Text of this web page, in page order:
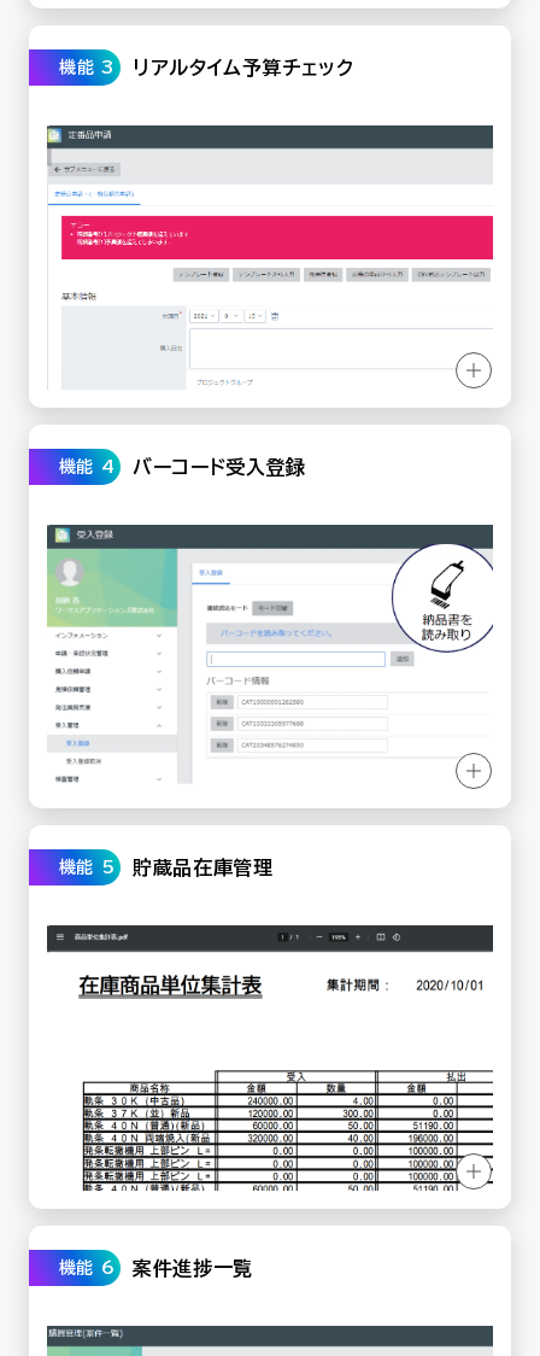
機能 3 リアルタイム予算チェック
機能 4 バーコード受入登録
機能 5 貯蔵品在庫管理
機能 6 案件進捗一覧